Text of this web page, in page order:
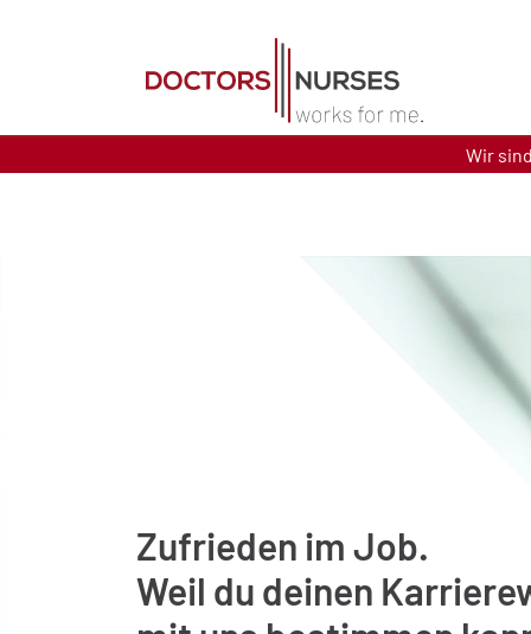
Wir
Zufrieden im Job.
Weil du deinen